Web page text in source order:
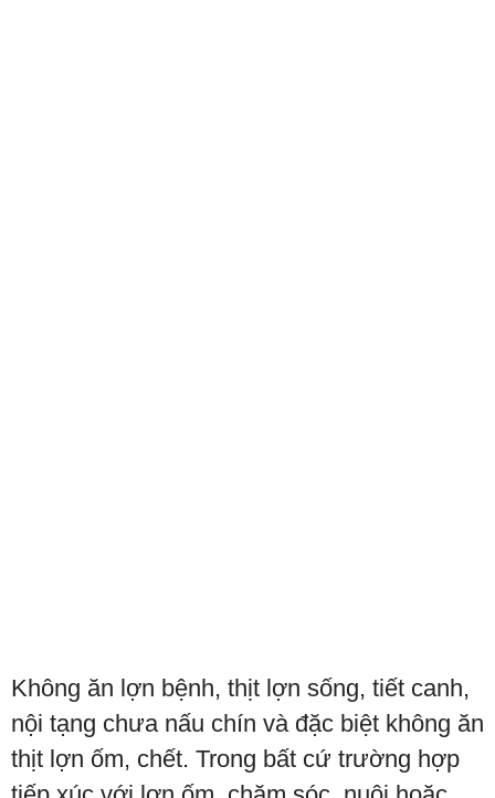
Không ăn lợn bệnh, thịt lợn sống, tiết canh,
nội tạng chưa nấu chín và đặc biệt không ăn
thịt lợn ốm, chết. Trong bất cứ trường hợp